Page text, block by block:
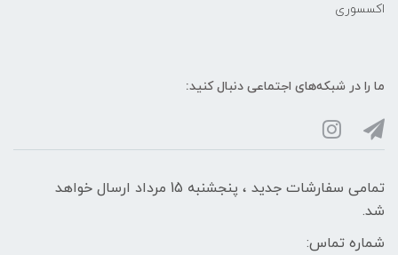
اکسسوری
ما را در شبکه‌های اجتماعی دنبال کنید:
تمامی سفارشات جدید ، پنجشنبه 15 مرداد ارسال خواهد
شد.
شماره تماس: